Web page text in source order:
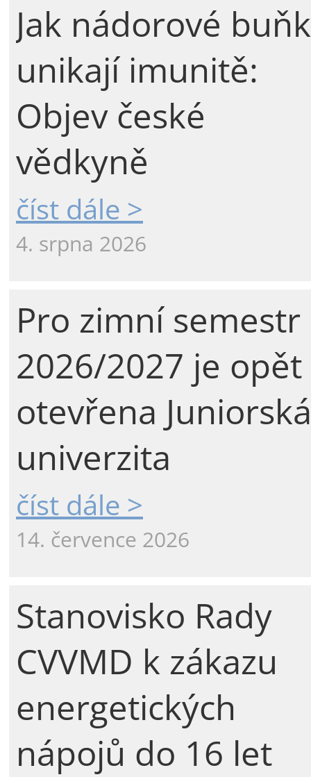
Jak nádorové
unikají imunitě:
Objev české
vědkyně
číst dále >
4. srpna 2026
Pro zimní semestr
2026/2027 je opět
otevřena Juniorská
univerzita
číst dále >
14. července 2026
Stanovisko Rady
CVVMD k zákazu
energetických
nápojů do 16 let